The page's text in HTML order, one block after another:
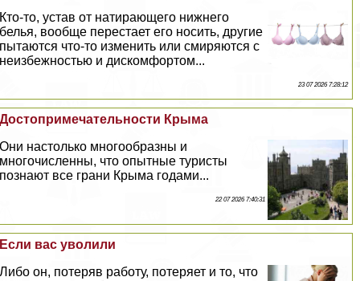
Кто-то, устав от натирающего нижнего
белья, вообще перестает его носить, другие
пытаются что-то изменить или смиряются с
неизбежностью и дискомфортом...
23 07 2026 7:28:12
Достопримечательности Крыма
Они настолько многообразны и
многочисленны, что опытные туристы
познают все грани Крыма годами...
22 07 2026 7:40:31
Если вас уволили
Либо он, потеряв работу, потеряет и то, что